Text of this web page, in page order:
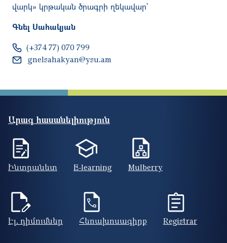
վարկ» կրթական ծրագրի ղեկավար՝
Գնել Սահակյան
(+374 77) 070 799
gnelsahakyan@ysu.am
Արագ հասանելիություն
Ինտրանետ E-learning Mulberry
Էլ. դիմումներ Հեռախոսագիրք Registrar